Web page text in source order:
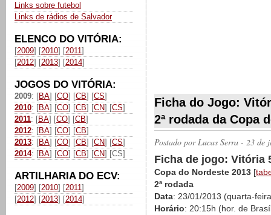
Links sobre futebol
Links de rádios de Salvador
ELENCO DO VITÓRIA:
[2009] [2010] [2011]
[2012] [2013] [2014]
JOGOS DO VITÓRIA:
2009: [BA] [CO] [CB] [CS]
2010: [BA] [CO] [CB] [CN] [CS]
2011: [BA] [CO] [CB]
2012: [BA] [CO] [CB]
2013: [BA] [CO] [CB] [CN] [CS]
2014: [BA] [CO] [CB] [CN] [CS]
ARTILHARIA DO ECV:
[2009] [2010] [2011]
[2012] [2013] [2014]
Ficha do Jogo:
2ª rodada da Copa
Postado porLucas Serra - 23 de
Ficha de jogo: Vitória
Copa do Nordeste 2013 [
2ª rodada
Data: 23/01/2013 (quarta-
Horário: 20:15h (hor. de